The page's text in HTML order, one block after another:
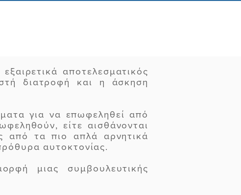
αποτελεσματικός
διατροφή και η άσκηση
για να επωφεληθεί από
είτε αισθάνονται
από τα πιο απλά αρνητικά
αυτοκτονίας.
μιας συμβουλευτικής